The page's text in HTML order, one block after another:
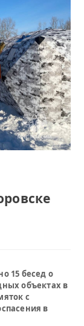
15 бесед о
объектах в
с
в